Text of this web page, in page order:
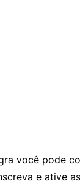
você pode
e ative